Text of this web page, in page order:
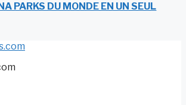
PARKS DU MONDE EN UN SEUL